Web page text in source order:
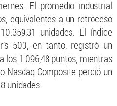
El promedio industrial
equivalentes a un retroceso
unidades. El índice
500, en tanto, registró un
los 1.096,48 puntos, mientras
Nasdaq Composite perdió un
unidades.